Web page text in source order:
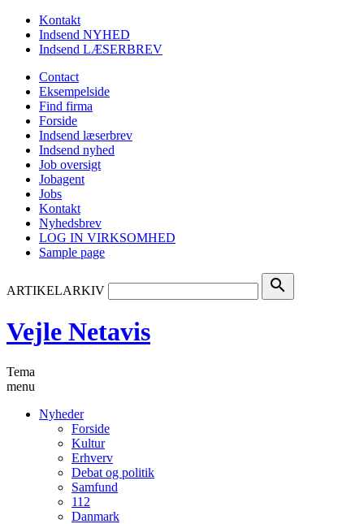
Kontakt
Indsend NYHED
Indsend LÆSERBREV
Contact
Eksempelside
Find firma
Forside
Indsend læserbrev
Indsend nyhed
Job oversigt
Jobagent
Jobs
Kontakt
Nyhedsbrev
LOG IN VIRKSOMHED
Sample page
ARTIKELARKIV search
Vejle Netavis
Tema
menu
Nyheder
Forside
Kultur
Erhverv
Debat og politik
Samfund
112
Danmark